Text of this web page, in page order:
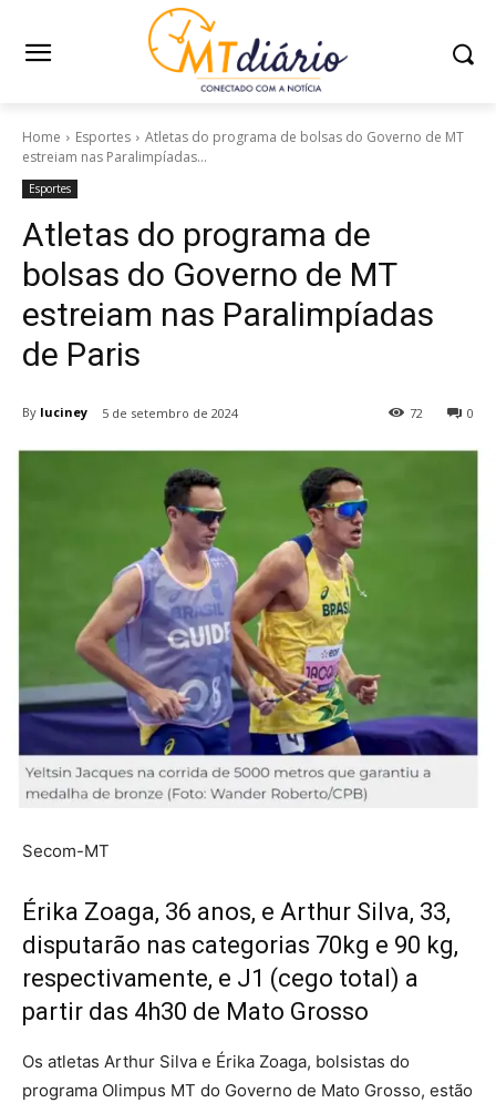
Home Esportes
Atletas do programa de bolsas do Governo de MT
estreiam nas Paralimpíadas...
Esportes
Atletas do programa de
bolsas do Governo de MT
estreiam nas Paralimpíadas
de Paris
By luciney 5 de setembro de 2024 0
72
Secom-MT
Érika Zoaga, 36 anos, e Arthur Silva, 33,
disputarão nas categorias 70kg e 90 kg,
respectivamente, e J1 (cego total) a
partir das 4h30 de Mato Grosso
Os atletas Arthur Silva e Érika Zoaga, bolsistas do
programa Olimpus MT do Governo de Mato Grosso, estão